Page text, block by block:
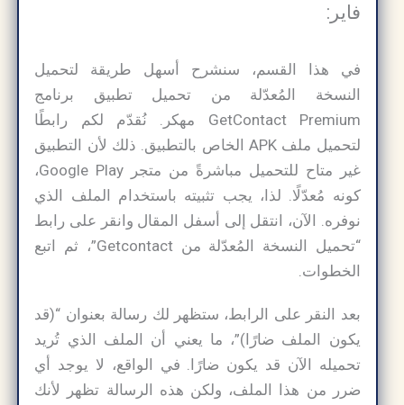
فاير:
في هذا القسم، سنشرح أسهل طريقة لتحميل
النسخة المُعدّلة من تحميل تطبيق برنامج
GetContact Premium مهكر. نُقدّم لكم رابطًا
لتحميل ملف APK الخاص بالتطبيق. ذلك لأن التطبيق
غير متاح للتحميل مباشرةً من متجر Google Play،
كونه مُعدّلًا. لذا، يجب تثبيته باستخدام الملف الذي
نوفره. الآن، انتقل إلى أسفل المقال وانقر على رابط
“تحميل النسخة المُعدّلة من Getcontact”، ثم اتبع
الخطوات.
بعد النقر على الرابط، ستظهر لك رسالة بعنوان “(قد
يكون الملف ضارًا)”، ما يعني أن الملف الذي تُريد
تحميله الآن قد يكون ضارًا. في الواقع، لا يوجد أي
ضرر من هذا الملف، ولكن هذه الرسالة تظهر لأنك